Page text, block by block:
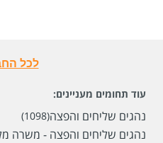
לפני חודשיים
לכל
עוד תחומים מעניינים:
נהגים שליחים והפצה(1098)
נהגים שליחים והפצה - משרה